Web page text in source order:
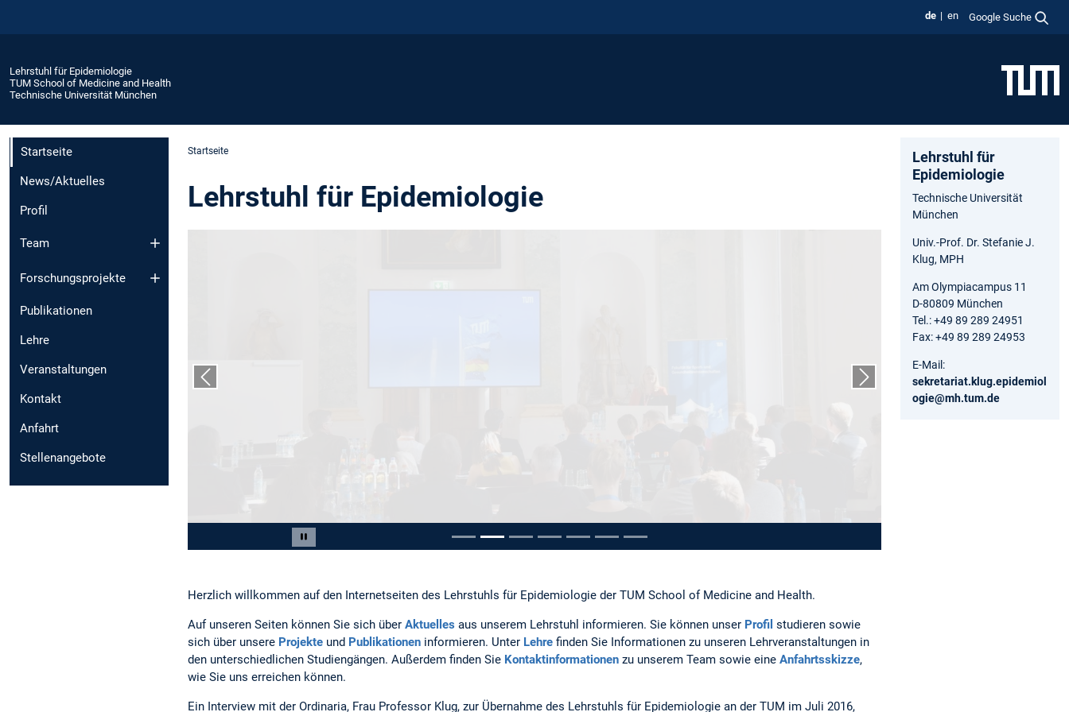
de en Google Suche
Lehrstuhl für Epidemiologie
TUM School of Medicine and Health
Technische Universität München
Startseite
News/Aktuelles
Profil
Team
Forschungsprojekte
Publikationen
Lehre
Veranstaltungen
Kontakt
Anfahrt
Stellenangebote
Startseite
Lehrstuhl für Epidemiologie
Carousel pausieren
Vorheriger Slide Nächster Slide
Herzlich willkommen auf den Internetseiten des Lehrstuhls für Epidemiologie der TUM School of Medicine and Health.
Auf unseren Seiten können Sie sich über Aktuelles aus unserem Lehrstuhl informieren. Sie können unser Profil studieren sowie
sich über unsere Projekte und Publikationen informieren. Unter Lehre finden Sie Informationen zu unseren Lehrveranstaltungen in
den unterschiedlichen Studiengängen. Außerdem finden Sie Kontaktinformationen zu unserem Team sowie eine Anfahrtsskizze,
wie Sie uns erreichen können.
Ein Interview mit der Ordinaria, Frau Professor Klug, zur Übernahme des Lehrstuhls für Epidemiologie an der TUM im Juli 2016,
Lehrstuhl für
Epidemiologie
Technische Universität
München
Univ.-Prof. Dr. Stefanie J.
Klug, MPH
Am Olympiacampus 11
D-80809 München
Tel.: +49 89 289 24951
Fax: +49 89 289 24953
E-Mail:
sekretariat.klug.epidemiol
ogie@mh.tum.de